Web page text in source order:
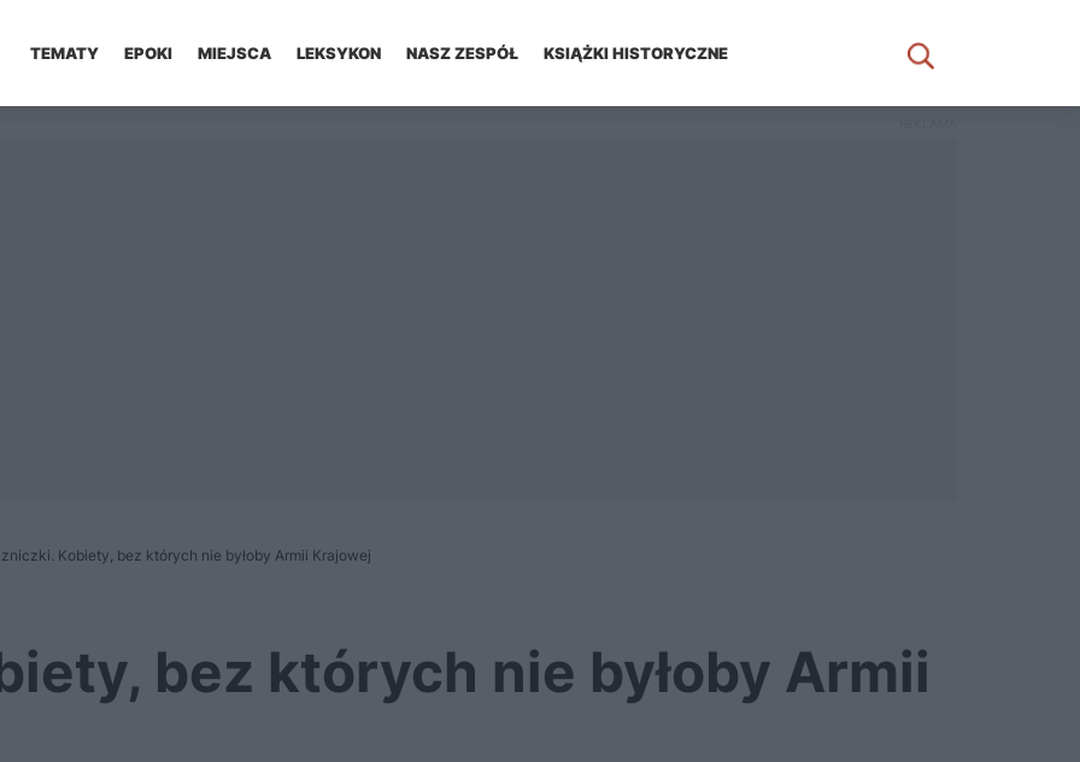
TEMATY EPOKI MIEJSCA LEKSYKON NASZ ZESPÓŁ KSIĄŻKI HISTORYCZNE
Kobiety, bez których nie byłoby Armii Krajowej
bez których nie byłoby Armii